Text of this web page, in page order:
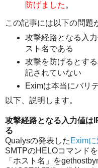
防げました 。
この記事には以下の問題
攻撃経路となる入
スト名である
攻撃を防げるとす
記されていない
Eximは本当にバリ
以下、説明します。
攻撃経路となる入力値は
る
Qualysの発表した Exim
SMTPのHELOコマンド
「ホスト名」を